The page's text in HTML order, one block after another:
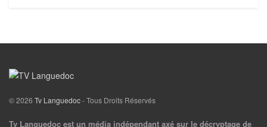
© 2026 Tv Languedoc- Tous Droits Réservés
Tv Languedoc est un média indépendant axé sur le décryptage de